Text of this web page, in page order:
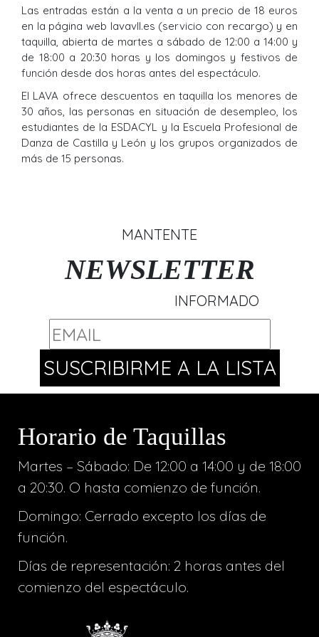
Las entradas están a la venta a un precio de 18 euros
en la página web lavavll.es (servicio con recargo) y en
taquilla, abierta de martes a sábado de 12:00 a 14:00 y
de 18:00 a 20:30 horas y los domingos y festivos de
función desde dos horas antes del espectáculo.
El LAVA ofrece descuentos en taquilla los menores de
30 años, las personas en situación de desempleo, los
estudiantes de la ESDACYL y la Escuela Profesional de
Danza de Castilla y León y los grupos organizados de
más de 15 personas.
MANTENTE
NEWSLETTER
INFORMADO
Horario de Taquillas
Martes – Sábado: De 12:00 a 14:00 y de 18:00
a 20:30. O hasta comienzo de función.
Domingo: Cerrado excepto los días de
función.
Días de representación: 2 horas antes del
comienzo del espectáculo.